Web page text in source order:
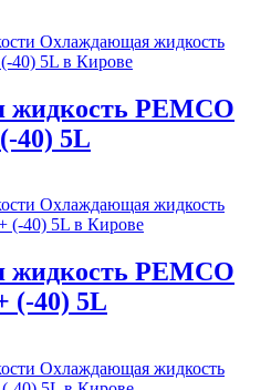
PEMCO
40) 5L
PEMCO
(-40) 5L